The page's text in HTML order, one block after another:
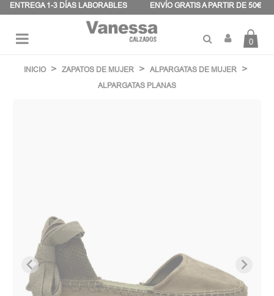
ENTREGA 1-3 DÍAS LABORABLES ENVÍO GRATIS A PARTIR DE 50€
de
palanca
0
INICIO ZAPATOS DE MUJER
ALPARGATAS DE MUJER
ALPARGATAS PLANAS
Panel de gestión de cookies